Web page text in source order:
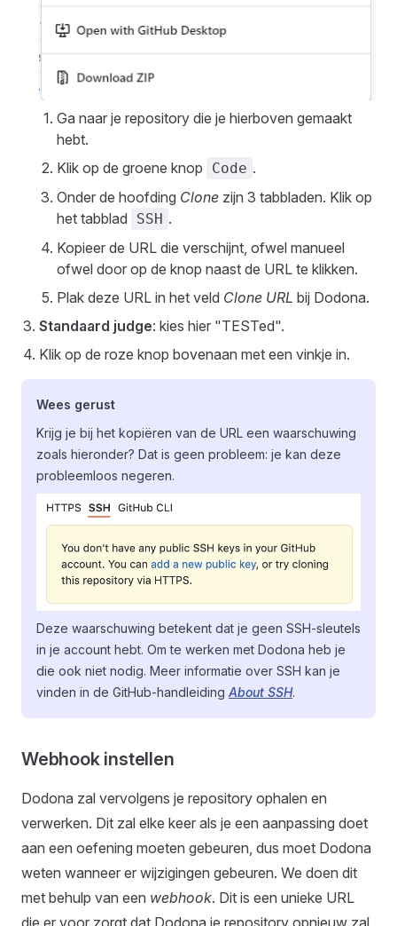
Ga naar je repository die je hierboven gemaakt
hebt.
Klik op de groene knop
Code .
Onder de hoofding Clone zijn 3 tabbladen. Klik op
het tabblad
SSH .
Kopieer de URL die verschijnt, ofwel manueel
ofwel door op de knop naast de URL te klikken.
Plak deze URL in het veld Clone URL bij Dodona.
Standaard judge: kies hier "TESTed".
Klik op de roze knop bovenaan met een vinkje in.
Wees gerust
Krijg je bij het kopiëren van de URL een waarschuwing
zoals hieronder? Dat is geen probleem: je kan deze
probleemloos negeren.
Deze waarschuwing betekent dat je geen SSH-sleutels
in je account hebt. Om te werken met Dodona heb je
die ook niet nodig. Meer informatie over SSH kan je
vinden in de GitHub-handleiding About SSH.
Webhook instellen
Dodona zal vervolgens je repository ophalen en
verwerken. Dit zal elke keer als je een aanpassing doet
aan een oefening moeten gebeuren, dus moet Dodona
weten wanneer er wijzigingen gebeuren. We doen dit
met behulp van een webhook. Dit is een unieke URL
die er voor zorgt dat Dodona je repository opnieuw zal